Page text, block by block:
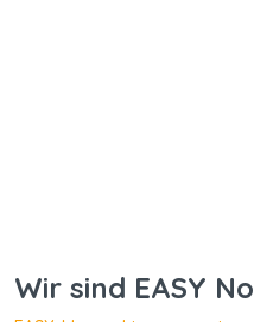
Wir sind EASY